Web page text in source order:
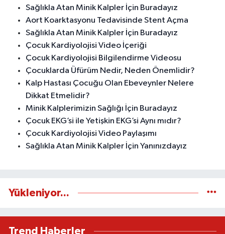
Sağlıkla Atan Minik Kalpler İçin Buradayız
Aort Koarktasyonu Tedavisinde Stent Açma
Sağlıkla Atan Minik Kalpler İçin Buradayız
Çocuk Kardiyolojisi Video İçeriği
Çocuk Kardiyolojisi Bilgilendirme Videosu
Çocuklarda Üfürüm Nedir, Neden Önemlidir?
Kalp Hastası Çocuğu Olan Ebeveynler Nelere
Dikkat Etmelidir?
Minik Kalplerimizin Sağlığı İçin Buradayız
Çocuk EKG’si ile Yetişkin EKG’si Aynı mıdır?
Çocuk Kardiyolojisi Video Paylaşımı
Sağlıkla Atan Minik Kalpler İçin Yanınızdayız
Yükleniyor...
Trend Haberler